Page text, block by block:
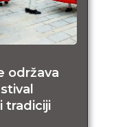
održava
tradiciji